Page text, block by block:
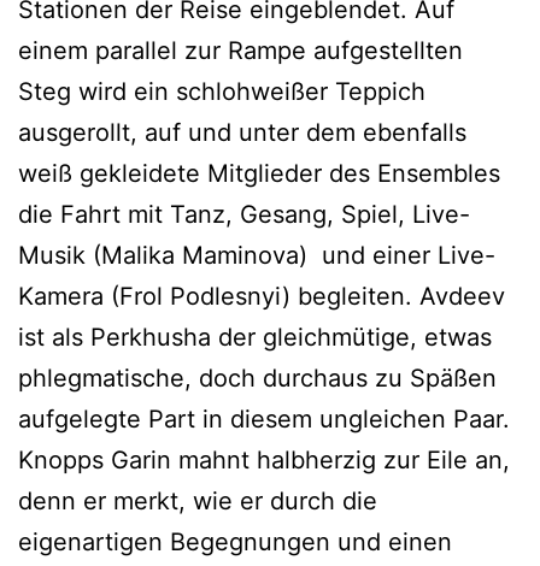
Stationen der Reise eingeblendet. Auf
einem parallel zur Rampe aufgestellten
Steg wird ein schlohweißer Teppich
ausgerollt, auf und unter dem ebenfalls
weiß gekleidete Mitglieder des Ensembles
die Fahrt mit Tanz, Gesang, Spiel, Live-
Musik (Malika Maminova) und einer Live-
Kamera (Frol Podlesnyi) begleiten. Avdeev
ist als Perkhusha der gleichmütige, etwas
phlegmatische, doch durchaus zu Späßen
aufgelegte Part in diesem ungleichen Paar.
Knopps Garin mahnt halbherzig zur Eile an,
denn er merkt, wie er durch die
eigenartigen Begegnungen und einen